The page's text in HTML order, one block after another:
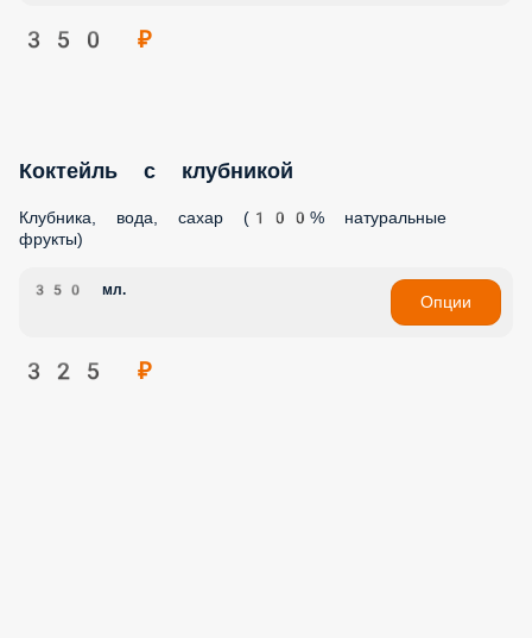
350 ₽
Коктейль с клубникой
350 мл.